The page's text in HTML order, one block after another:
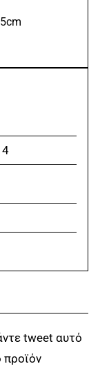
tweet αυτό
προϊόν